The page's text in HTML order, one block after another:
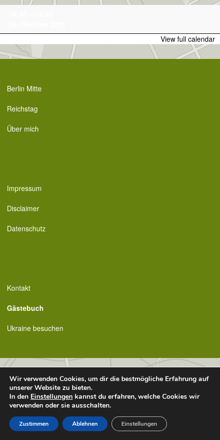
Skip
View full calendar
Berlin Mitte
Reichstag
Über mich
Impressum
Disclaimer
Datenschutz
Kontakt
Gästebuch
Ukraine besuchen
Wir verwenden Cookies, um dir die bestmögliche Erfahrung auf
unserer Website zu bieten.
In den Einstellungen kannst du erfahren, welche Cookies wir
verwenden oder sie ausschalten.
Zustimmen Ablehnen Einstellungen